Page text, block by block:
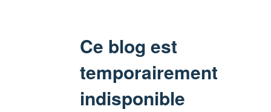
Ce blog est
temporairement
indisponible